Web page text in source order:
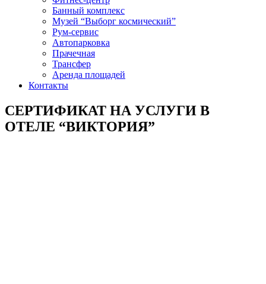
Банный комплекс
Музей “Выборг космический”
Рум-сервис
Автопарковка
Прачечная
Трансфер
Аренда площадей
Контакты
СЕРТИФИКАТ НА УСЛУГИ В
ОТЕЛЕ “ВИКТОРИЯ”